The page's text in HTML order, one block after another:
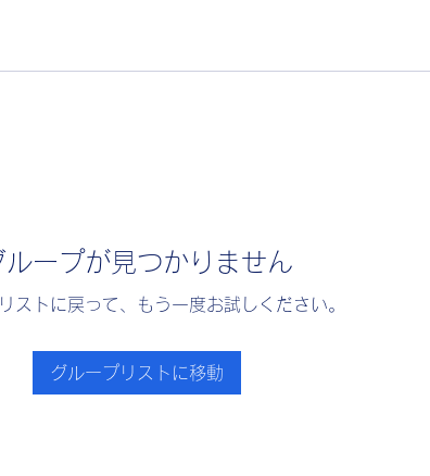
ループが見つかりません
ストに戻って、もう一度お試しください。
グループリストに移動